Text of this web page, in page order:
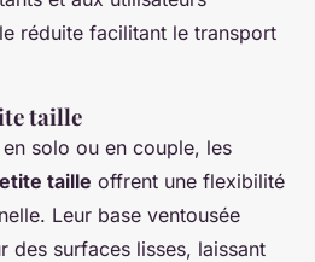
réduite facilitant le transport
taille
solo ou en couple, les
taille offrent une flexibilité
Leur base ventousée
des surfaces lisses, laissant